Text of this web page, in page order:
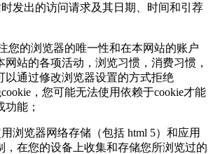
出的访问请求及其日期、时间和引荐
的浏览器的唯一性和在本网站的账户
站的各项活动，浏览习惯，消费习惯，
以通过修改浏览器设置的方式拒绝
，您可能无法使用依赖于cookie才能
能；
览器网络存储（包括 html 5）和应用
，在您的设备上收集和存储您所浏览过的